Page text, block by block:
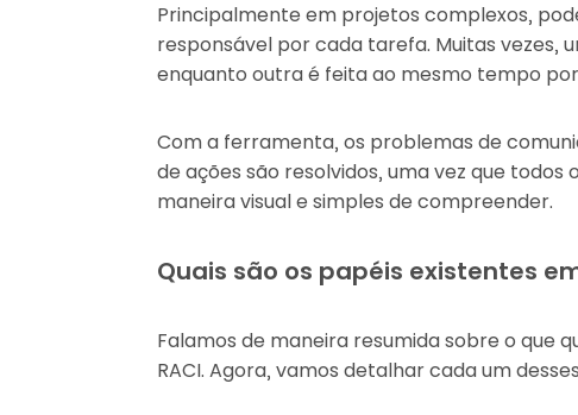
Principalmente em projetos complexos,
responsável por cada tarefa. Muitas vezes,
enquanto outra é feita ao mesmo tempo
Com a ferramenta, os problemas de
de ações são resolvidos, uma vez que todos
maneira visual e simples de compreender.
Quais são os papéis existentes
Falamos de maneira resumida sobre o que
RACI. Agora, vamos detalhar cada um